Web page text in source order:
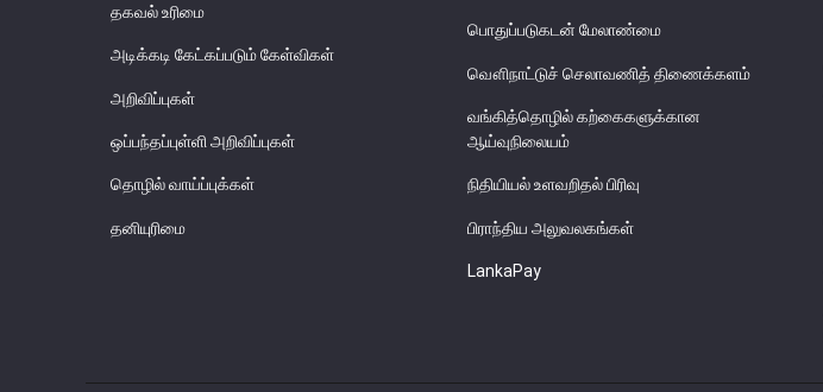
தகவல் உரிமை
அடிக்கடி கேட்கப்படும் கேள்விகள்
அறிவிப்புகள்
ஒப்பந்தப்புள்ளி அறிவிப்புகள்
தொழில் வாய்ப்புக்கள்
தனியுரிமை
பொதுப்படுகடன் மேலாண்மை
வௌிநாட்டுச் செலாவணித் திணைக்களம்
வங்கித்தொழில் கற்கைகளுக்கான
ஆய்வுநிலையம்
நிதியியல் உளவறிதல் பிரிவு
பிராந்திய அலுவலகங்கள்
LankaPay